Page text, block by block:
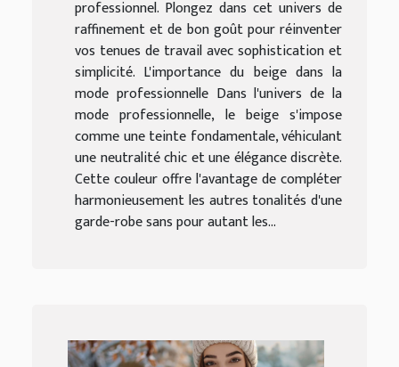
professionnel. Plongez dans cet univers de
raffinement et de bon goût pour réinventer
vos tenues de travail avec sophistication et
simplicité. L'importance du beige dans la
mode professionnelle Dans l'univers de la
mode professionnelle, le beige s'impose
comme une teinte fondamentale, véhiculant
une neutralité chic et une élégance discrète.
Cette couleur offre l'avantage de compléter
harmonieusement les autres tonalités d'une
garde-robe sans pour autant les...